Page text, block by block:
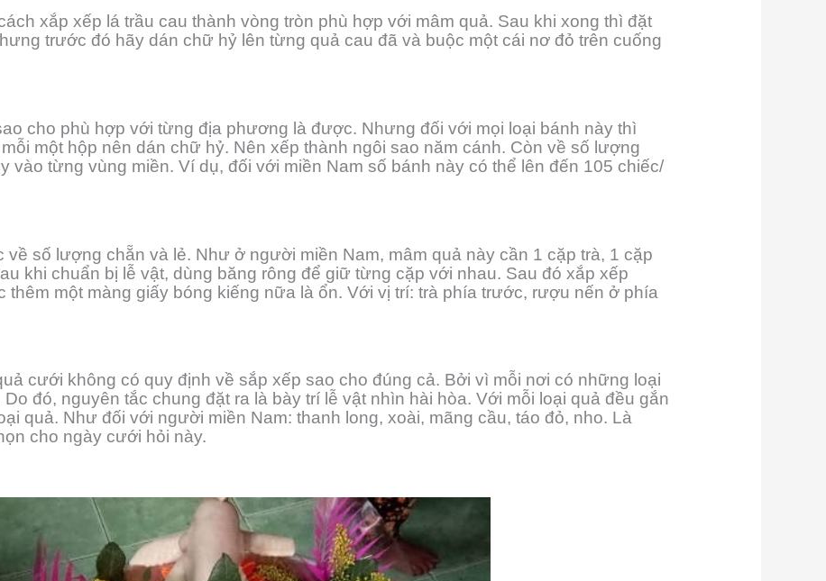
xắp xếp lá trầu cau thành vòng tròn phù hợp với mâm quả. Sau khi xong thì đặt
trước đó hãy dán chữ hỷ lên từng quả cau đã và buộc một cái nơ đỏ trên cuống
cho phù hợp với từng địa phương là được. Nhưng đối với mọi loại bánh này thì
một hộp nên dán chữ hỷ. Nên xếp thành ngôi sao năm cánh. Còn về số lượng
vào từng vùng miền. Ví dụ, đối với miền Nam số bánh này có thể lên đến 105 chiếc/
về số lượng chẵn và lẻ. Như ở người miền Nam, mâm quả này cần 1 cặp trà, 1 cặp
khi chuẩn bị lễ vật, dùng băng rông để giữ từng cặp với nhau. Sau đó xắp xếp
thêm một màng giấy bóng kiếng nữa là ổn. Với vị trí: trà phía trước, rượu nến ở phía
cưới không có quy định về sắp xếp sao cho đúng cả. Bởi vì mỗi nơi có những loại
đó, nguyên tắc chung đặt ra là bày trí lễ vật nhìn hài hòa. Với mỗi loại quả đều gắn
quả. Như đối với người miền Nam: thanh long, xoài, mãng cầu, táo đỏ, nho. Là
cho ngày cưới hỏi này.